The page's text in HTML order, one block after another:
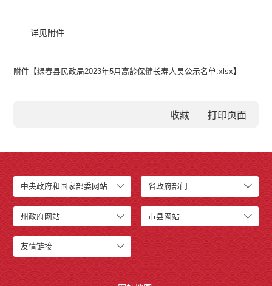
详见附件
附件【绿春县民政局2023年5月高龄保健长寿人员公示名单.xlsx】
收藏
中央政府和国家部委网站 省政府部门
州政府网站 市县网站
友情链接